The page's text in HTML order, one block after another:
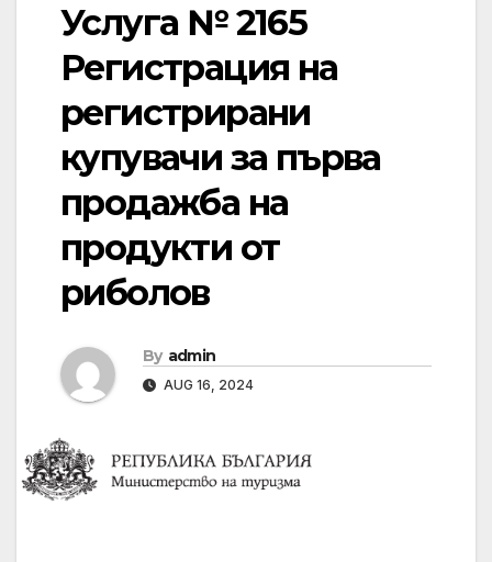
Услуга № 2165
Регистрация на
регистрирани
купувачи за първа
продажба на
продукти от
риболов
By admin
AUG 16, 2024